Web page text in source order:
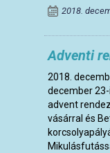
2018.
Adventi
2018.
december
advent
vásárral és